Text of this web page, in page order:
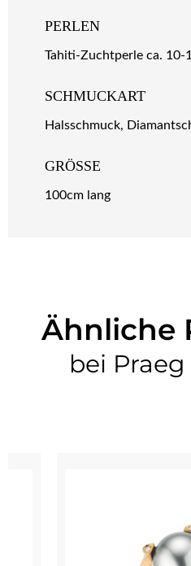
PERLEN
Tahiti-Zuchtperle ca. 10-
SCHMUCKART
Halsschmuck,
GRÖSSE
100cm lang
Ähnliche
bei